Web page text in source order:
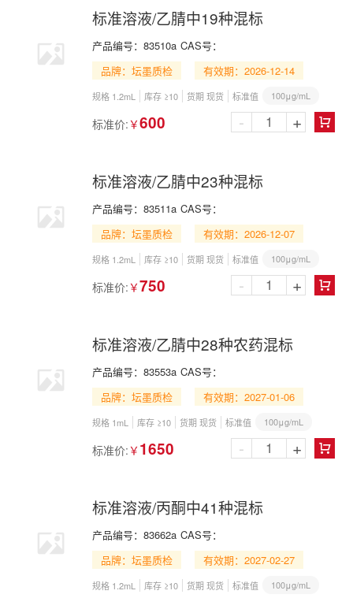
标准溶液/乙腈中19种混标
产品编号： 83510a CAS号：
品牌：坛墨质检
有效期：2026-12-14
规格 1.2mL 库存 ≥10 货期 现货 标准值 100μg/mL
标准价: ￥600 
- +
标准溶液/乙腈中23种混标
产品编号： 83511a CAS号：
品牌：坛墨质检
有效期：2026-12-07
规格 1.2mL 库存 ≥10 货期 现货 标准值 100μg/mL
标准价: ￥750 
- +
标准溶液/乙腈中28种农药混标
产品编号： 83553a CAS号：
品牌：坛墨质检
有效期：2027-01-06
规格 1mL 库存 ≥10 货期 现货 标准值 100μg/mL
标准价: ￥ 1650 
- +
标准溶液/丙酮中41种混标
产品编号： 83662a CAS号：
品牌：坛墨质检
有效期：2027-02-27
规格 1.2mL 库存 ≥10 货期 现货 标准值 100μg/mL